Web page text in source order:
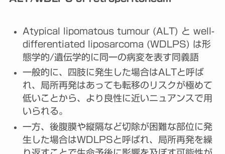
Atypical lipomatous tumour (ALT) と well-
differentiated liposarcoma (WDLPS) は形
態学的/遺伝学的に同一の病変を表す同義語
一般的に、四肢に発生した場合はALTと呼ば
れ、局所再発はあっても転移のリスクが極めて
低いことから、より良性に近いニュアンスで用
いられる。
一方、後腹膜や縦隔など切除が困難な部位に発
生した場合はWDLPSと呼ばれ、局所再発を繰